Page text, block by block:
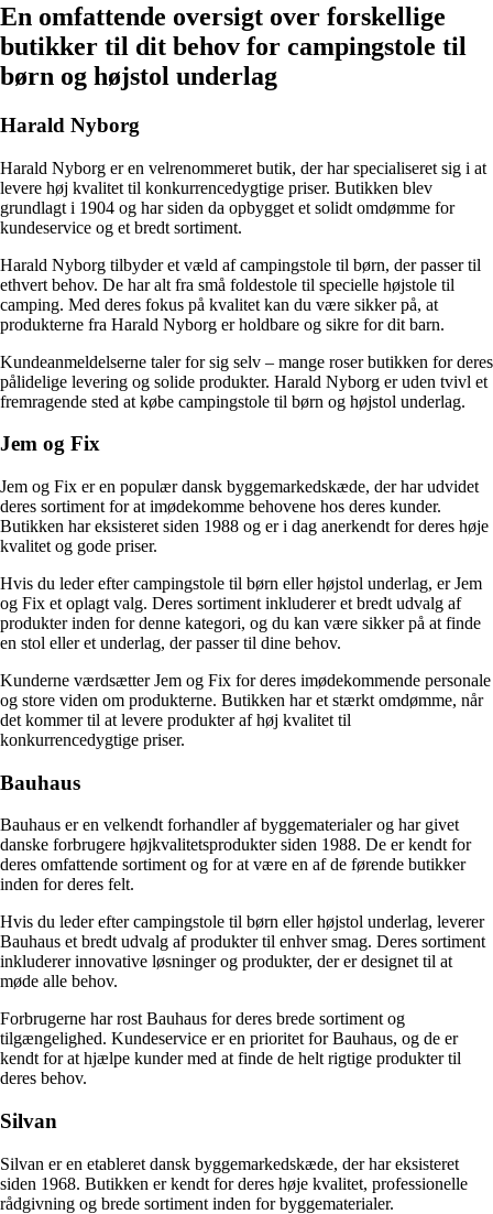
En omfattende oversigt over forskellige
butikker til dit behov for campingstole til
børn og højstol underlag
Harald Nyborg
Harald Nyborg er en velrenommeret butik, der har specialiseret sig i at
levere høj kvalitet til konkurrencedygtige priser. Butikken blev
grundlagt i 1904 og har siden da opbygget et solidt omdømme for
kundeservice og et bredt sortiment.
Harald Nyborg tilbyder et væld af campingstole til børn, der passer til
ethvert behov. De har alt fra små foldestole til specielle højstole til
camping. Med deres fokus på kvalitet kan du være sikker på, at
produkterne fra Harald Nyborg er holdbare og sikre for dit barn.
Kundeanmeldelserne taler for sig selv – mange roser butikken for deres
pålidelige levering og solide produkter. Harald Nyborg er uden tvivl et
fremragende sted at købe campingstole til børn og højstol underlag.
Jem og Fix
Jem og Fix er en populær dansk byggemarkedskæde, der har udvidet
deres sortiment for at imødekomme behovene hos deres kunder.
Butikken har eksisteret siden 1988 og er i dag anerkendt for deres høje
kvalitet og gode priser.
Hvis du leder efter campingstole til børn eller højstol underlag, er Jem
og Fix et oplagt valg. Deres sortiment inkluderer et bredt udvalg af
produkter inden for denne kategori, og du kan være sikker på at finde
en stol eller et underlag, der passer til dine behov.
Kunderne værdsætter Jem og Fix for deres imødekommende personale
og store viden om produkterne. Butikken har et stærkt omdømme, når
det kommer til at levere produkter af høj kvalitet til
konkurrencedygtige priser.
Bauhaus
Bauhaus er en velkendt forhandler af byggematerialer og har givet
danske forbrugere højkvalitetsprodukter siden 1988. De er kendt for
deres omfattende sortiment og for at være en af de førende butikker
inden for deres felt.
Hvis du leder efter campingstole til børn eller højstol underlag, leverer
Bauhaus et bredt udvalg af produkter til enhver smag. Deres sortiment
inkluderer innovative løsninger og produkter, der er designet til at
møde alle behov.
Forbrugerne har rost Bauhaus for deres brede sortiment og
tilgængelighed. Kundeservice er en prioritet for Bauhaus, og de er
kendt for at hjælpe kunder med at finde de helt rigtige produkter til
deres behov.
Silvan
Silvan er en etableret dansk byggemarkedskæde, der har eksisteret
siden 1968. Butikken er kendt for deres høje kvalitet, professionelle
rådgivning og brede sortiment inden for byggematerialer.